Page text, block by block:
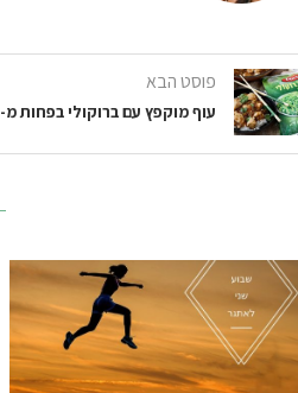
פוסט הבא
עוף מוקפץ עם ברוקולי בפחות מ-25 דקות עבודה